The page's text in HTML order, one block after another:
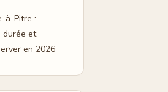
à-Pitre :
durée et
en 2026